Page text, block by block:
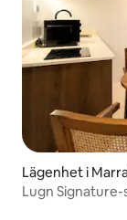
Lägenhet i
Lugn Signature-